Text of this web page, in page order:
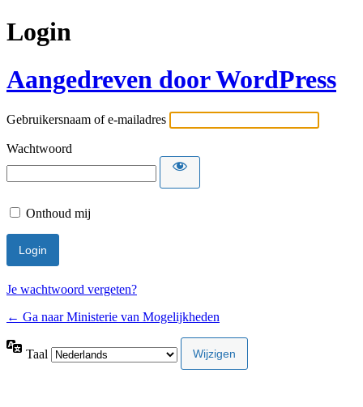
Login
Aangedreven door WordPress
Gebruikersnaam of e-mailadres
Wachtwoord
Onthoud mij
Alternative:
Je wachtwoord vergeten?
← Ga naar Ministerie van Mogelijkheden
Taal